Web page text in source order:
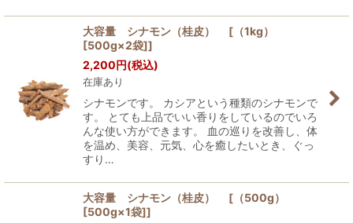
大容量 シナモン（桂皮） [（1kg）
[500g×2袋]]
2,200円(税込)
在庫あり
シナモンです。 カシアという種類のシナモンで
す。 とても上品でいい香りをしているのでいろ
んな使い方ができます。 血の巡りを改善し、体
を温め、美容、元気、心を癒したいとき、ぐっ
すり…
大容量 シナモン（桂皮） [（500g）
[500g×1袋]]